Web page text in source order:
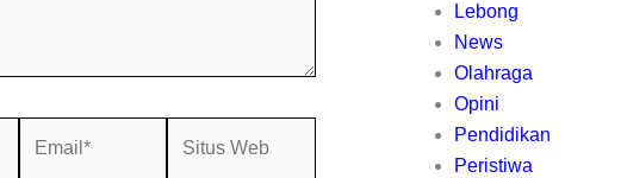
Lebong
News
Olahraga
Opini
Pendidikan
Peristiwa